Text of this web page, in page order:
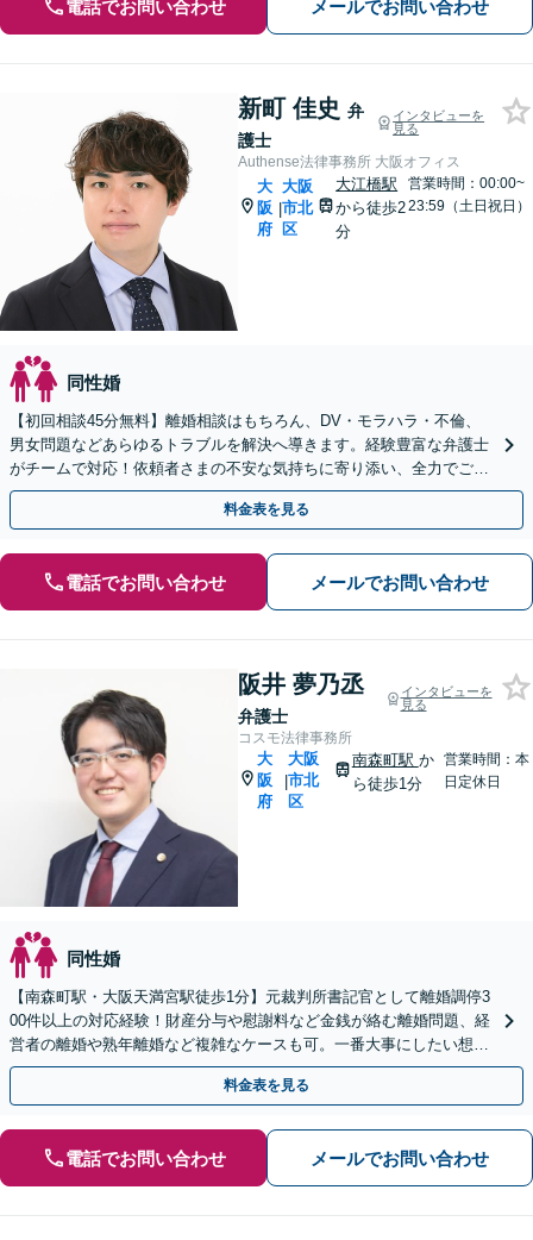
電話でお問い合わせ メールでお問い合わせ
新町 佳史 弁
護士
インタビューを
見る
Authense法律事務所 大阪オフィス
大
阪
府
|
大阪
市北
区
大江橋駅
から徒歩2
分
営業時間：00:00~
23:59（土日祝日）
同性婚
【初回相談45分無料】離婚相談はもちろん、DV・モラハラ・不倫、
男女問題などあらゆるトラブルを解決へ導きます。経験豊富な弁護士
がチームで対応！依頼者さまの不安な気持ちに寄り添い、全力でご支
援します。
料金表を見る
電話でお問い合わせ メールでお問い合わせ
阪井 夢乃丞
弁護士
インタビューを
見る
コスモ法律事務所
大
阪
府
|
大阪
市北
区
南森町駅 か
ら徒歩1分
営業時間：本
日定休日
同性婚
【南森町駅・大阪天満宮駅徒歩1分】元裁判所書記官として離婚調停3
00件以上の対応経験！財産分与や慰謝料など金銭が絡む離婚問題、経
営者の離婚や熟年離婚など複雑なケースも可。一番大事にしたい想い
を丁寧に伺い最善の方針をご提案【WEB面談可能】
料金表を見る
電話でお問い合わせ メールでお問い合わせ